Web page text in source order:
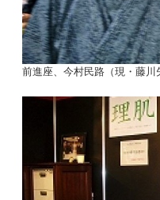
前進座、今村民路（現・藤川